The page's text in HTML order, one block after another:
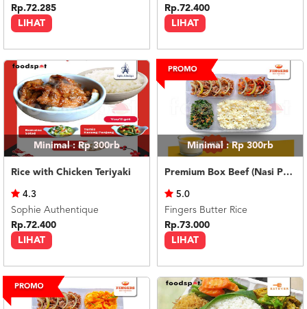
LIHAT
Rp.72.285
LIHAT
Rp.72.400
Minimal : Rp 300rb
Rice with Chicken Teriyaki
LIHAT
4.3
Sophie Authentique
Rp.72.400
Minimal : Rp 300rb
Premium Box Beef (Nasi Putih) Silky Pudding
LIHAT
5.0
Fingers Butter Rice
Rp.73.000